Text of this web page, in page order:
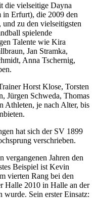
die vielseitige Dayna
in Erfurt), die 2009 den
zu den vielseitigsten
spielende
Talente wie Kira
Jan Stramka,
Anna Tschernig,
Horst Klose, Torsten
Jürgen Schweda, Thomas
Athleten, je nach Alter, bis
hat sich der SV 1899
verschrieben.
vergangenen Jahren den
Beispiel ist Kevin
vierten Rang bei den
Halle 2010 in Halle an der
wurde. Sein erster Einsatz: